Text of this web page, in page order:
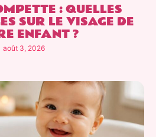
: QUELLES
SUR LE VISAGE DE
ENFANT ?
août 3, 2026